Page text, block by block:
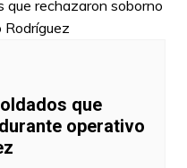
que
operativo